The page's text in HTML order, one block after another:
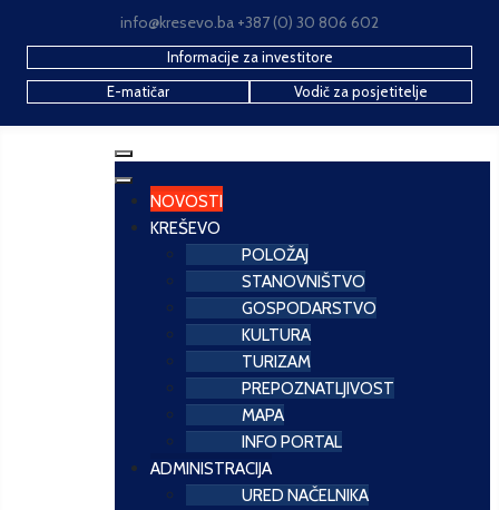
info@kresevo.ba +387 (0) 30 806 602
Informacije za investitore
E-matičar
Vodič za posjetitelje
NOVOSTI
KREŠEVO
POLOŽAJ
STANOVNIŠTVO
GOSPODARSTVO
KULTURA
TURIZAM
PREPOZNATLJIVOST
MAPA
INFO PORTAL
ADMINISTRACIJA
URED NAČELNIKA